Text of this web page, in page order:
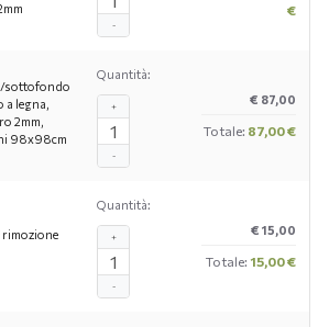
-
€
sottofondo
a legna,
2mm,
98x98cm
Quantità:
-
+ € 87,00
Totale: 87,00 €
rimozione
Quantità:
-
+ € 15,00
Totale: 15,00 €